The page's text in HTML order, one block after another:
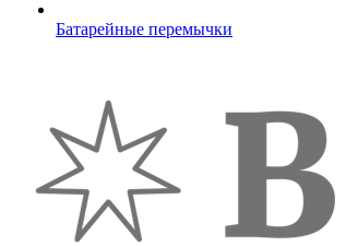
Батарейные перемычки